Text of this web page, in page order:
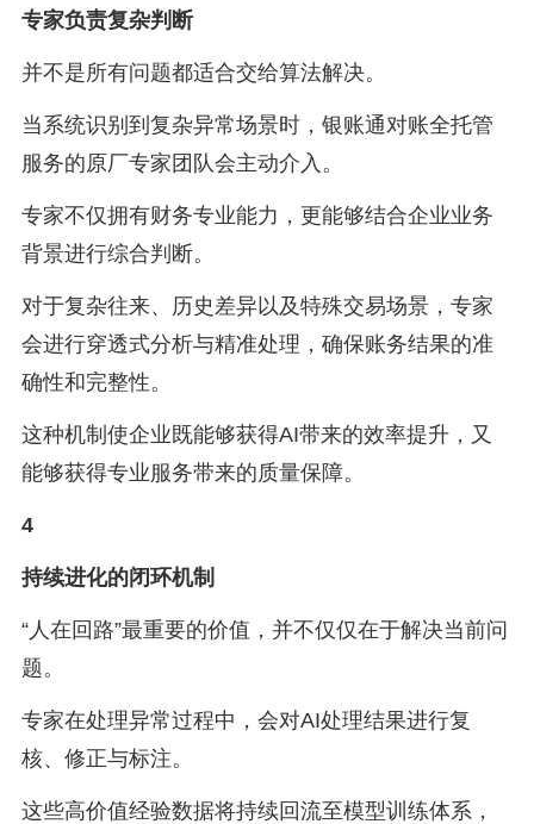
专家负责复杂判断
并不是所有问题都适合交给算法解决。
当系统识别到复杂异常场景时，银账通对账全托管
服务的原厂专家团队会主动介入。
专家不仅拥有财务专业能力，更能够结合企业业务
背景进行综合判断。
对于复杂往来、历史差异以及特殊交易场景，专家
会进行穿透式分析与精准处理，确保账务结果的准
确性和完整性。
这种机制使企业既能够获得AI带来的效率提升，又
能够获得专业服务带来的质量保障。
4
持续进化的闭环机制
“人在回路”最重要的价值，并不仅仅在于解决当前问
题。
专家在处理异常过程中，会对AI处理结果进行复
核、修正与标注。
这些高价值经验数据将持续回流至模型训练体系，